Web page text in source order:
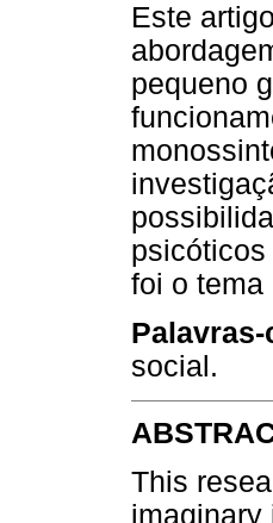
Este
pequeno
foi o tema
Palavras-
social.
This
imaginary